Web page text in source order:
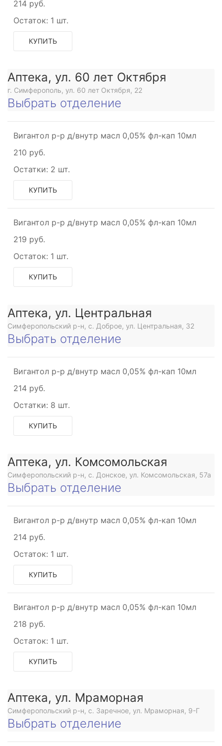
214 руб.
Остаток: 1 шт.
КУПИТЬ
Аптека, ул. 60 лет Октября
г. Симферополь, ул. 60 лет Октября, 22
Выбрать отделение
Вигантол р-р д/внутр масл 0,05% фл-кап 10мл
210 руб.
Остатки: 2 шт.
КУПИТЬ
Вигантол р-р д/внутр масл 0,05% фл-кап 10мл
219 руб.
Остаток: 1 шт.
КУПИТЬ
Аптека, ул. Центральная
Симферопольский р-н, с. Доброе, ул. Центральная, 32
Выбрать отделение
Вигантол р-р д/внутр масл 0,05% фл-кап 10мл
214 руб.
Остатки: 8 шт.
КУПИТЬ
Аптека, ул. Комсомольская
Симферопольский р-н, с. Донское, ул. Комсомольская, 57а
Выбрать отделение
Вигантол р-р д/внутр масл 0,05% фл-кап 10мл
214 руб.
Остаток: 1 шт.
КУПИТЬ
Вигантол р-р д/внутр масл 0,05% фл-кап 10мл
218 руб.
Остаток: 1 шт.
КУПИТЬ
Аптека, ул. Мраморная
Симферопольский р-н, с. Заречное, ул. Мраморная, 9-Г
Выбрать отделение